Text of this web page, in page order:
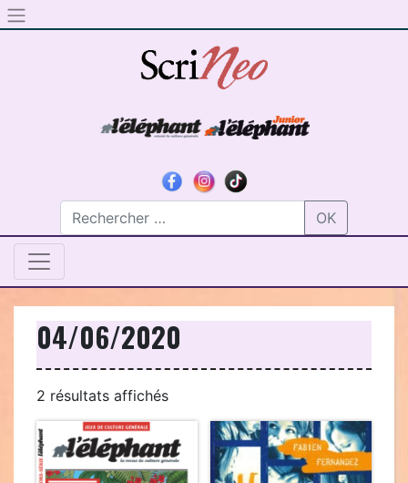
OK
04/06/2020
2 résultats affichésTrié
du
plus
récent